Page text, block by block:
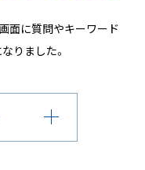
面に質問やキーワード
りました。